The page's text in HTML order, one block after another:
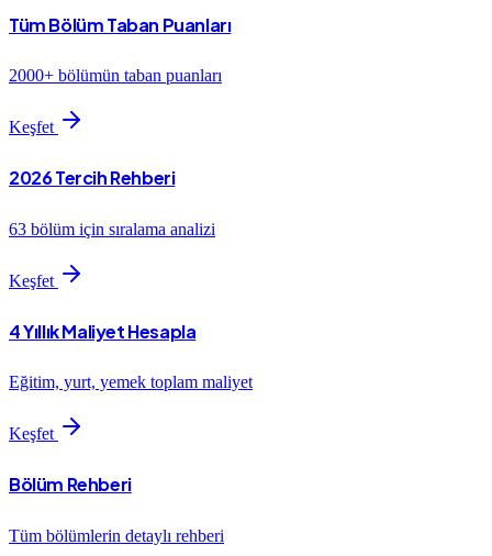
Tüm Bölüm Taban Puanları
2000+ bölümün taban puanları
Keşfet
2026 Tercih Rehberi
63 bölüm için sıralama analizi
Keşfet
4 Yıllık Maliyet Hesapla
Eğitim, yurt, yemek toplam maliyet
Keşfet
Bölüm Rehberi
Tüm bölümlerin detaylı rehberi